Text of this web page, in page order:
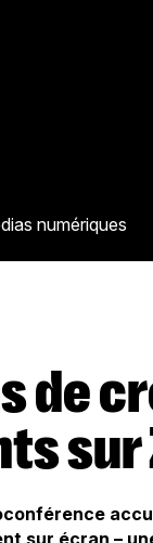
numériques
sur